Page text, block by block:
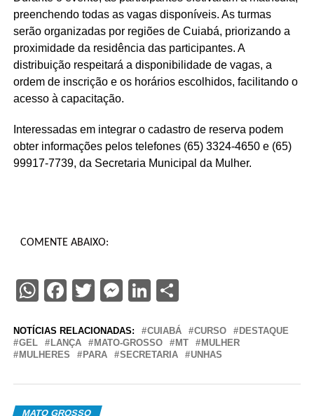
preenchendo todas as vagas disponíveis. As turmas
serão organizadas por regiões de Cuiabá, priorizando a
proximidade da residência das participantes. A
distribuição respeitará a disponibilidade de vagas, a
ordem de inscrição e os horários escolhidos, facilitando o
acesso à capacitação.
Interessadas em integrar o cadastro de reserva podem
obter informações pelos telefones (65) 3324-4650 e (65)
99917-7739, da Secretaria Municipal da Mulher.
COMENTE ABAIXO:
WhatsApp
Facebook
TwitterMessenger
LinkedIn
NOTÍCIAS RELACIONADAS: CUIABÁ CURSO
DESTAQUE
GEL
LANÇA MATO-GROSSO MT
MULHER
MULHERES
PARA SECRETARIA UNHAS
MATO GROSSO